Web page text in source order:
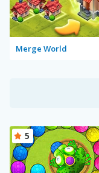
Merge World
5